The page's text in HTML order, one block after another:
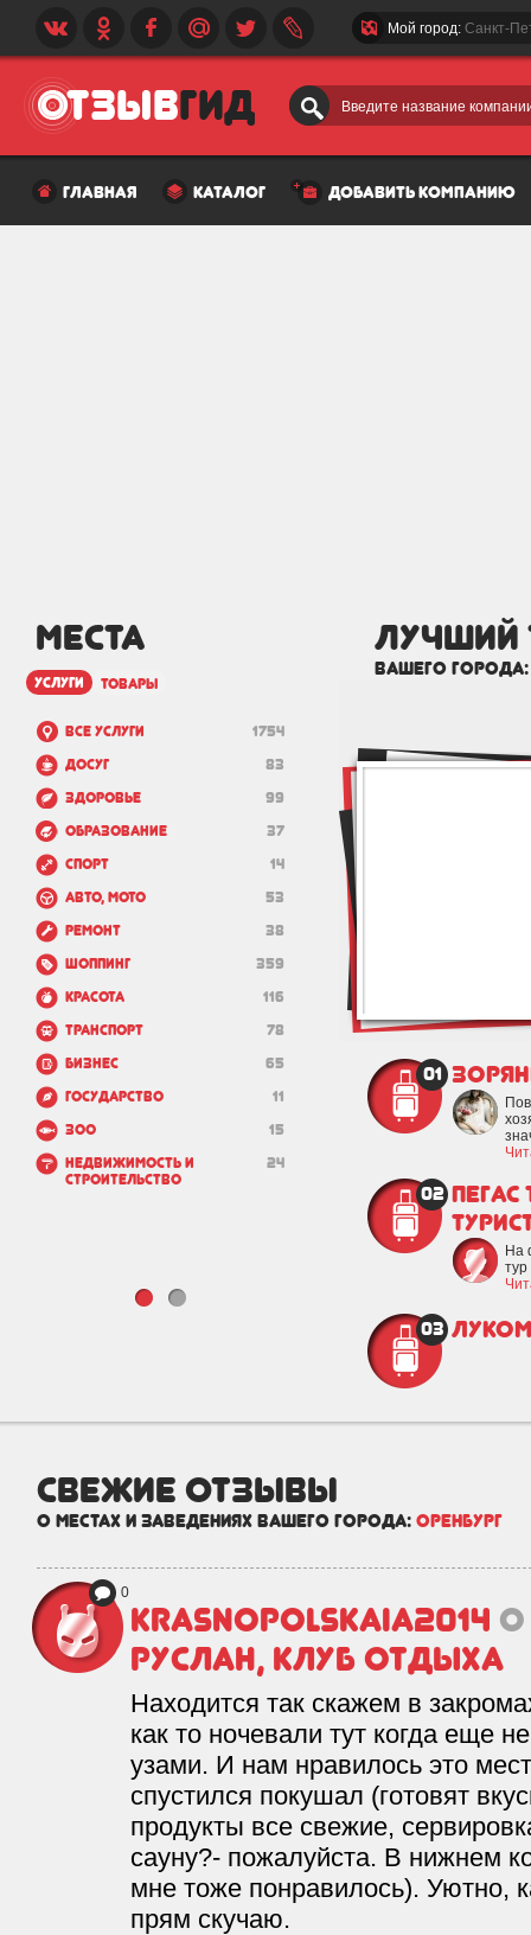
Введите название
Мой город: Санкт-
главная каталог добавить компанию
МЕСТА
услуги товары
1754
Все услуги
83
Досуг
99
Здоровье
37
Образование
14
Спорт
53
Авто, мото
38
Ремонт
359
Шоппинг
116
Красота
78
Транспорт
65
Бизнес
11
Государство
15
Зоо
24
Недвижимость и
строительство
лучший
вашего
01
02 Пегас
На
03
свежие отзывы
о местах и заведениях вашего города: Оренбург
0
krasnopolskaia2014 о
Руслан, клуб отдыха
Находится так скажем в
как то ночевали тут когда еще
узами. И нам нравилось это
спустился покушал (готовят
продукты все свежие,
сауну?- пожалуйста. В нижнем
мне тоже понравилось). Уютно,
прям скучаю.